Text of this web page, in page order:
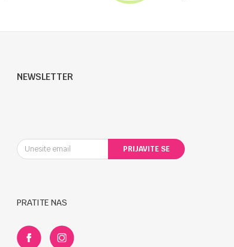
NEWSLETTER
PRIJAVITE SE
PRATITE NAS